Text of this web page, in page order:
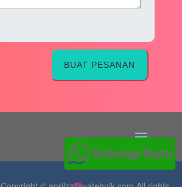
BUAT PESANAN